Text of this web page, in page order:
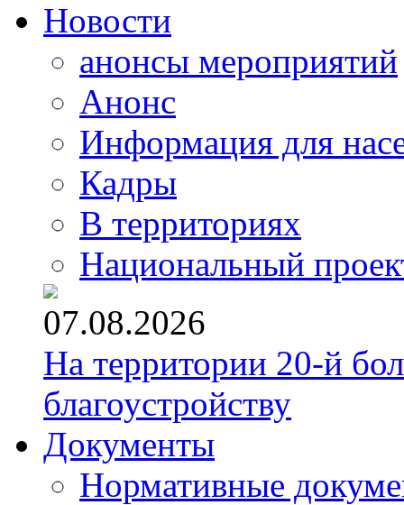
Новости
анонсы мероприятий
Анонс
Информация для
Кадры
В территориях
Национальный
07.08.2026
На территории 20-й
благоустройству
Документы
Нормативные